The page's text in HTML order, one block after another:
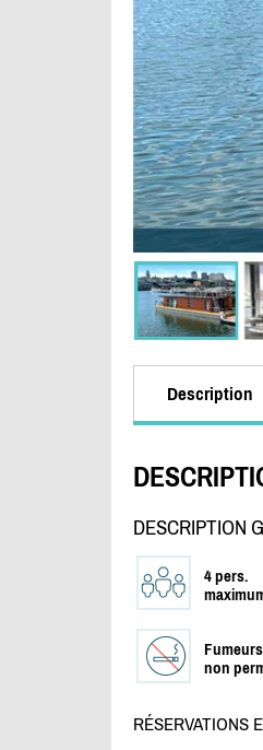
Description
DESCRIPTION
4 pers.
Fumeurs
non
RÉSERVATIONS